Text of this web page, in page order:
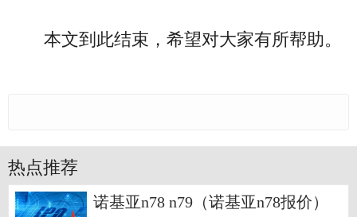
本文到此结束，希望对大家有所帮助。
热点推荐
诺基亚n78 n79（诺基亚n78报价）